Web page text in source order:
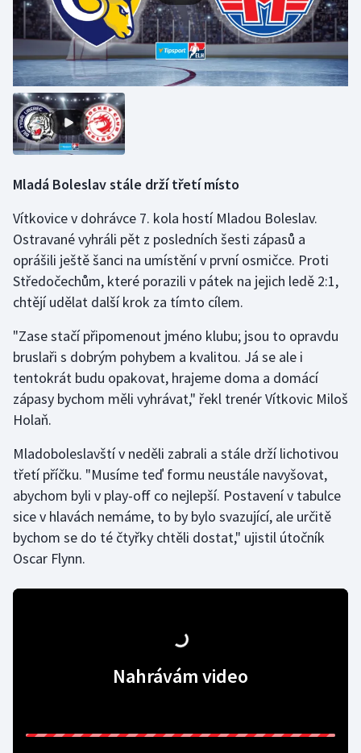
Mladá Boleslav stále drží třetí místo
Vítkovice v dohrávce 7. kola hostí Mladou Boleslav.
Ostravané vyhráli pět z posledních šesti zápasů a
oprášili ještě šanci na umístění v první osmičce. Proti
Středočechům, které porazili v pátek na jejich ledě 2:1,
chtějí udělat další krok za tímto cílem.
"Zase stačí připomenout jméno klubu; jsou to opravdu
bruslaři s dobrým pohybem a kvalitou. Já se ale i
tentokrát budu opakovat, hrajeme doma a domácí
zápasy bychom měli vyhrávat," řekl trenér Vítkovic Miloš
Holaň.
Mladoboleslavští v neděli zabrali a stále drží lichotivou
třetí příčku. "Musíme teď formu neustále navyšovat,
abychom byli v play-off co nejlepší. Postavení v tabulce
sice v hlavách nemáme, to by bylo svazující, ale určitě
bychom se do té čtyřky chtěli dostat," ujistil útočník
Oscar Flynn.
Nahrávám video